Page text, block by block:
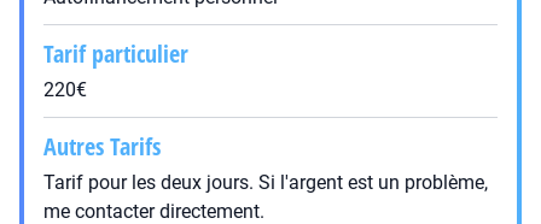
Tarif particulier
220€
Autres Tarifs
Tarif pour les deux jours. Si l'argent est un problème,
me contacter directement.